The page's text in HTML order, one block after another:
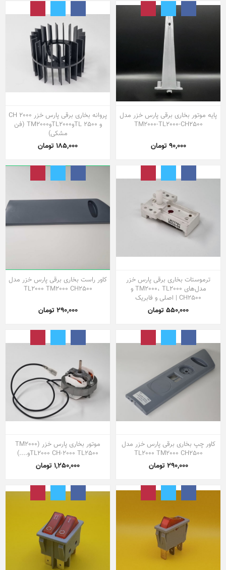
پایه موتور بخاری برقی پارس خزر مدل
TM2000-TL2000-CH2500
90,000 تومان
پروانه بخاری برقی پارس خزر CH 2000
و TL 2500وTL2000وTM2000 (فن
مشکی)
185,000 تومان
ترموستات بخاری برقی پارس خزر
مدل‌های TM2000، TL2000 و
CH2500 | اصلی و فابریک
550,000 تومان
کاور راست بخاری برقی پارس خزر مدل
TL2000 TM2000 CH2500
290,000 تومان
کاور چپ بخاری برقی پارس خزر مدل
TL2000 TM2000 CH2500
290,000 تومان
موتور بخاری پارس خزر (TM2000
TL2000 CH-2000 TL2500و....)
1,250,000 تومان